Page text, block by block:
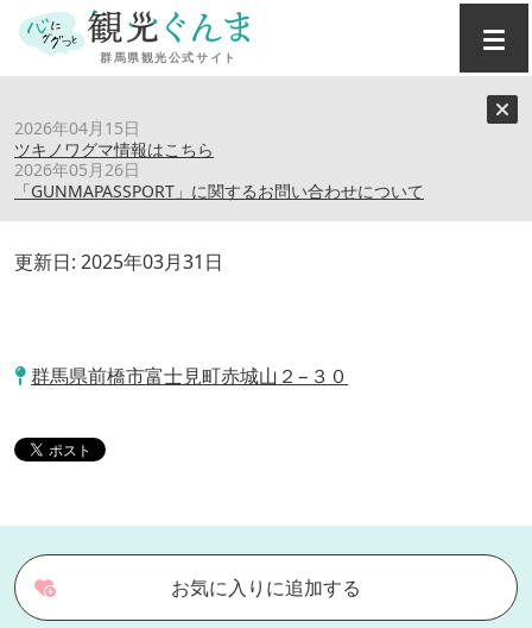
2026年04月15日
ツキノワグマ情報はこちら
2026年05月26日
「GUNMAPASSPORT」に関するお問い合わせについて
赤城バイブルキャンプ
更新日: 2025年03月31日
群馬県前橋市富士見町赤城山２−３０
お気に入りに追加する